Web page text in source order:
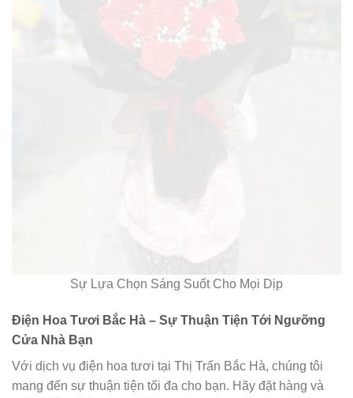
Sự Lựa Chọn Sáng Suốt Cho Mọi Dịp
Điện Hoa Tươi Bắc Hà – Sự Thuận Tiện Tới Ngưỡng
Cửa Nhà Bạn
Với dịch vụ điện hoa tươi tại Thị Trấn Bắc Hà, chúng tôi
mang đến sự thuận tiện tối đa cho bạn. Hãy đặt hàng và